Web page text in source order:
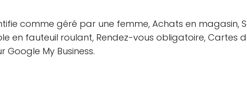
comme géré par une femme, Achats en magasin,
en fauteuil roulant, Rendez-vous obligatoire, Cartes
Google My Business.